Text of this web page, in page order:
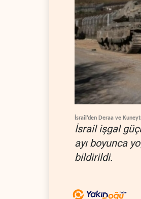
İsrail’den Deraa ve
İsrail işgal
ayı boyunca
bildirildi.